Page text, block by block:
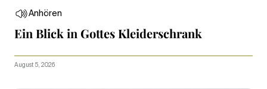
Anhören
Ein Blick in Gottes Kleiderschrank
August 5, 2026